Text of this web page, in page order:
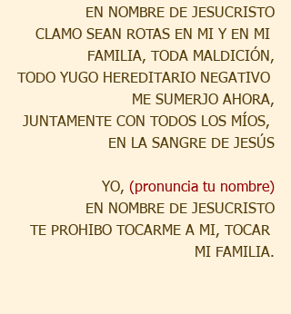
EN NOMBRE DE JESUCRISTO
CLAMO SEAN ROTAS EN MI Y EN MI
FAMILIA, TODA MALDICIÓN,
TODO YUGO HEREDITARIO NEGATIVO
ME SUMERJO AHORA,
JUNTAMENTE CON TODOS LOS MÍOS,
EN LA SANGRE DE JESÚS
YO, (pronuncia tu nombre)
EN NOMBRE DE JESUCRISTO
TE PROHIBO TOCARME A MI, TOCAR
MI FAMILIA.